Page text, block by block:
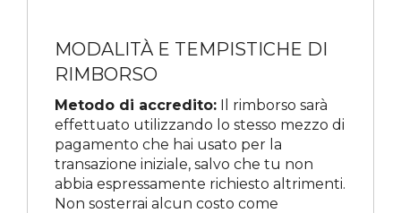
MODALITÀ E TEMPISTICHE DI
RIMBORSO
Metodo di accredito:Il rimborso sarà
effettuato utilizzando lo stesso mezzo di
pagamento che hai usato per la
transazione iniziale, salvo che tu non
abbia espressamente richiesto altrimenti.
Non sosterrai alcun costo come